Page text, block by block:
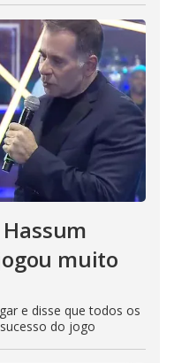
muito
e disse que todos os
do jogo